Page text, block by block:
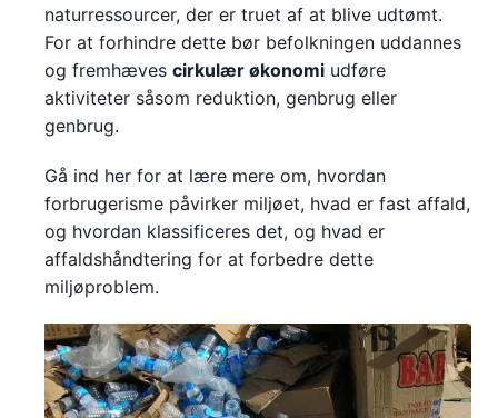
naturressourcer, der er truet af at blive udtømt.
For at forhindre dette bør befolkningen uddannes
og fremhæves cirkulær økonomi udføre
aktiviteter såsom reduktion, genbrug eller
genbrug.
Gå ind her for at lære mere om, hvordan
forbrugerisme påvirker miljøet, hvad er fast affald,
og hvordan klassificeres det, og hvad er
affaldshåndtering for at forbedre dette
miljøproblem.